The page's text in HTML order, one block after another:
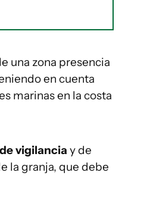
una zona presencia
en cuenta
marinas en la costa
vigilancia y de
la granja, que debe